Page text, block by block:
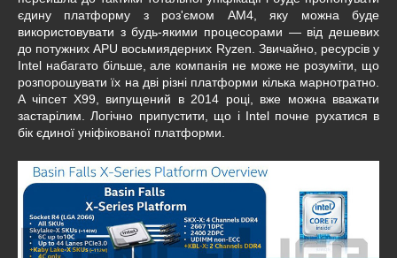
єдину платформу з роз'ємом AM4, яку можна буде
використовувати з будь-якими процесорами — від дешевих
до потужних APU восьмиядерних Ryzen. Звичайно, ресурсів у
Intel набагато більше, але компанія не може не розуміти, що
розпорошувати їх на дві різні платформи кілька марнотратно.
А чіпсет X99, випущений в 2014 році, вже можна вважати
застарілим. Логічно припустити, що і Intel почне рухатися в
бік єдиної уніфікованої платформи.